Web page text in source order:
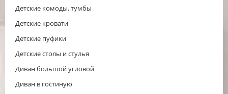
Детские комоды, тумбы
Детские кровати
Детские пуфики
Детские столы и стулья
Диван большой угловой
Диван в гостиную